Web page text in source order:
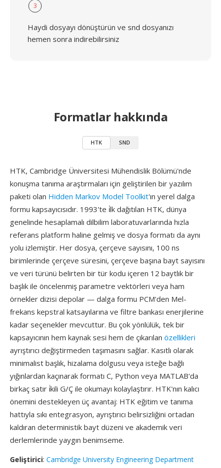
3
Haydi dosyayı dönüştürün ve snd dosyanızı
hemen sonra indirebilirsiniz
Formatlar hakkında
HTK SND
HTK, Cambridge Üniversitesi Mühendislik Bölümü'nde
konuşma tanıma araştırmaları için geliştirilen bir yazılım
paketi olan Hidden Markov Model Toolkit'ın yerel dalga
formu kapsayıcısıdır. 1993'te i̇lk dağıtılan HTK, dünya
genelinde hesaplamalı dilbilim laboratuvarlarında hızla
referans platform haline gelmiş ve dosya formatı da aynı
yolu izlemiştir. Her dosya, çerçeve sayısını, 100 ns
birimlerinde çerçeve süresini, çerçeve başına bayt sayısını
ve veri türünü belirten bir tür kodu içeren 12 baytlık bir
başlık ile öncelenmiş parametre vektörleri veya ham
örnekler dizisi depolar — dalga formu PCM'den Mel-
frekans kepstral katsayılarına ve filtre bankası enerjilerine
kadar seçenekler mevcuttur. Bu çok yönlülük, tek bir
kapsayıcının hem kaynak sesi hem de çıkarılan özellikleri
ayrıştırıcı değiştirmeden taşımasını sağlar. Kasıtlı olarak
minimalist başlık, hizalama dolgusu veya isteğe bağlı
yığınlardan kaçınarak formatı C, Python veya MATLAB'da
birkaç satır i̇kili G/Ç ile okumayı kolaylaştırır. HTK'nın kalıcı
önemini destekleyen üç avantaj: HTK eğitim ve tanıma
hattıyla sıkı entegrasyon, ayrıştırıcı belirsizliğini ortadan
kaldıran deterministik bayt düzeni ve akademik veri
derlemlerinde yaygın benimseme.
Geliştirici: Cambridge University Engineering Department